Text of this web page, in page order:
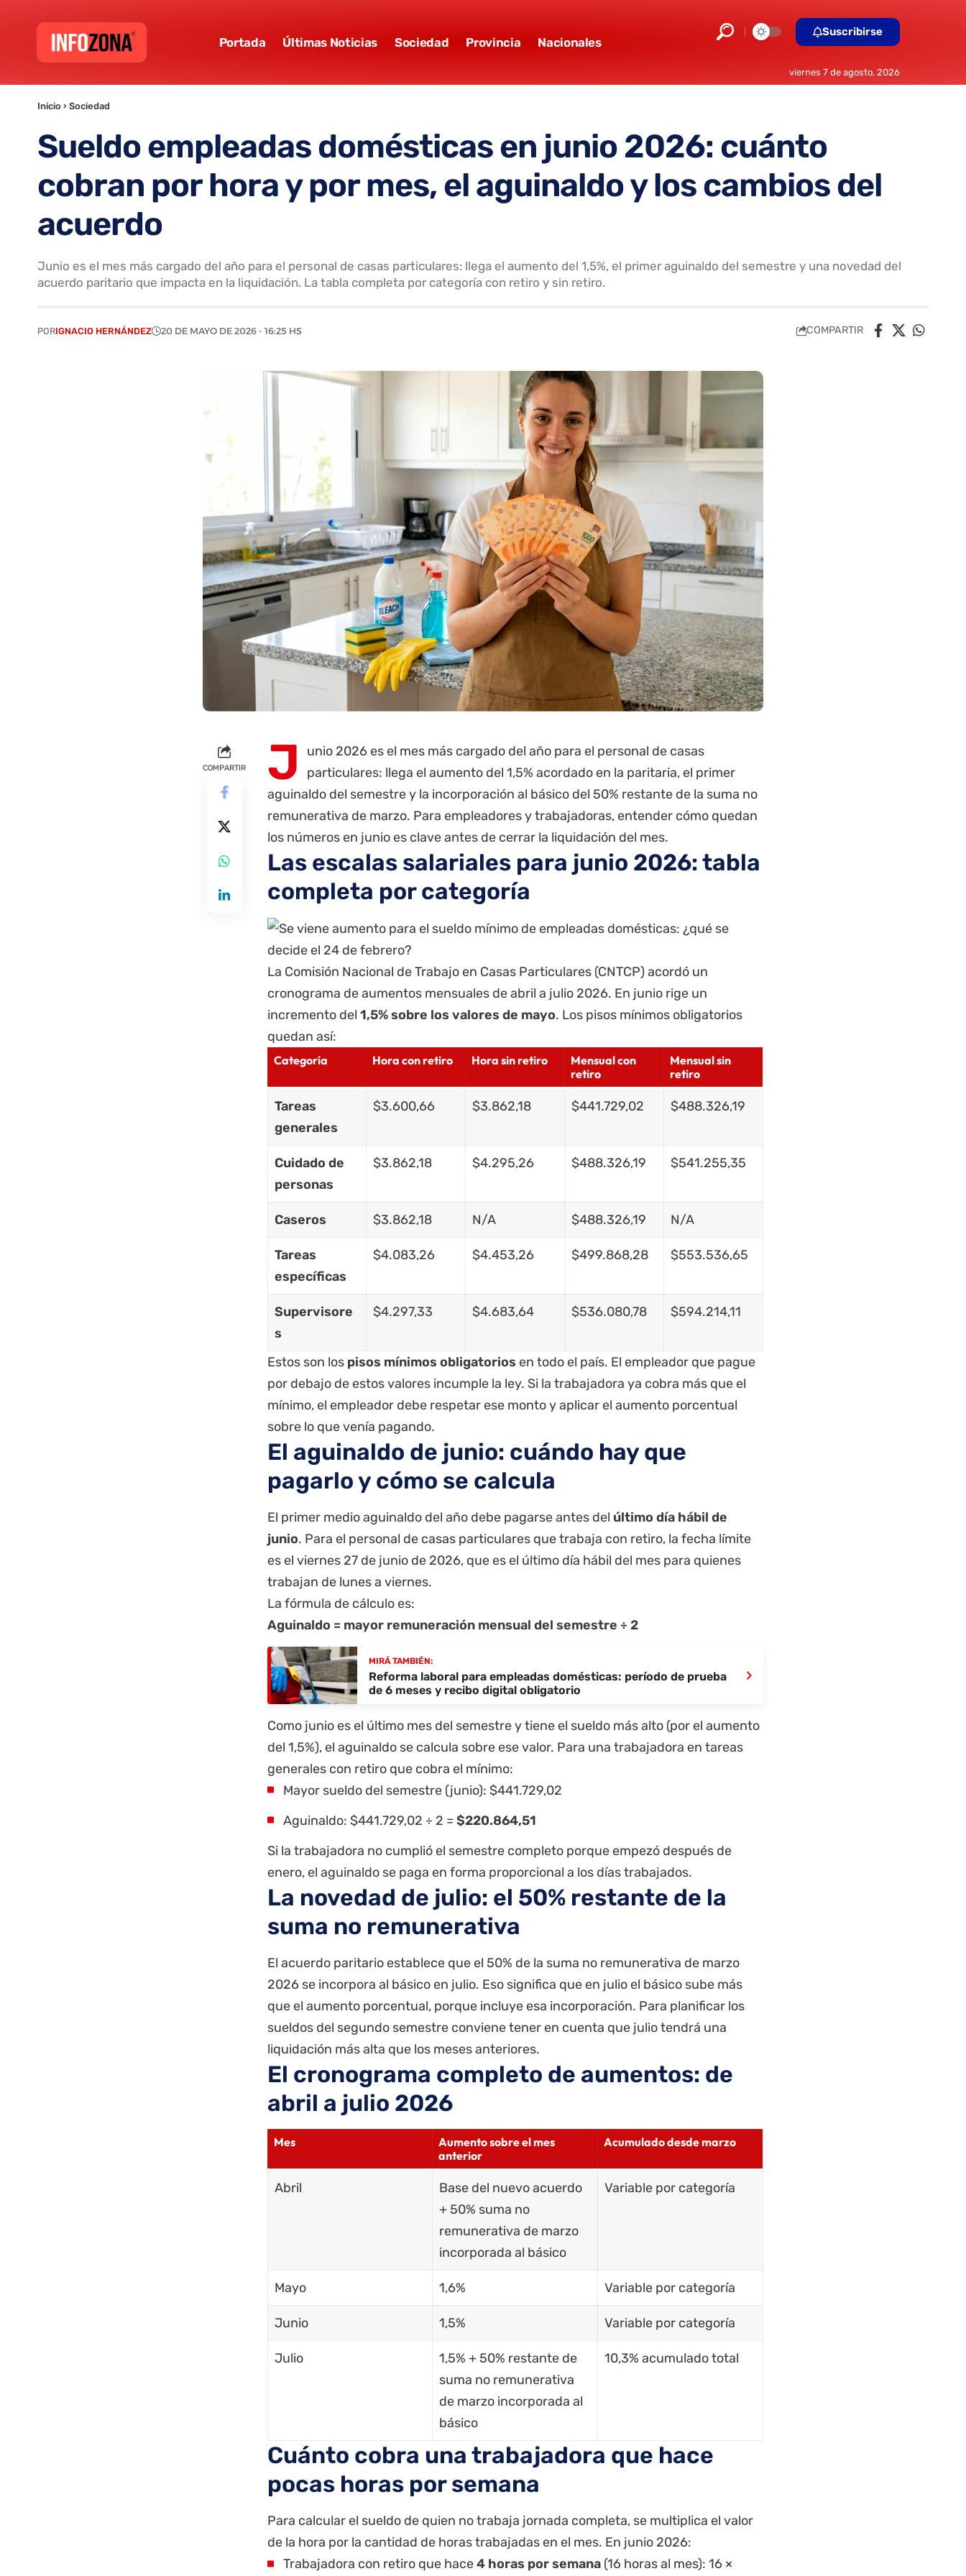
Portada Últimas Noticias Sociedad Provincia Nacionales
Suscribirse
viernes 7 de agosto, 2026
Inicio › Sociedad
Sueldo empleadas domésticas en junio 2026: cuánto
cobran por hora y por mes, el aguinaldo y los cambios del
acuerdo
Junio es el mes más cargado del año para el personal de casas particulares: llega el aumento del 1,5%, el primer aguinaldo del semestre y una novedad del
acuerdo paritario que impacta en la liquidación. La tabla completa por categoría con retiro y sin retiro.
PORIGNACIO HERNÁNDEZ 20 DE MAYO DE 2026 - 16:25 HS COMPARTIR
COMPARTIR J
unio 2026 es el mes más cargado del año para el personal de casas
particulares: llega el aumento del 1,5% acordado en la paritaria, el primer
aguinaldo del semestre y la incorporación al básico del 50% restante de la suma no
remunerativa de marzo. Para empleadores y trabajadoras, entender cómo quedan
los números en junio es clave antes de cerrar la liquidación del mes.
Las escalas salariales para junio 2026: tabla
completa por categoría
La Comisión Nacional de Trabajo en Casas Particulares (CNTCP) acordó un
cronograma de aumentos mensuales de abril a julio 2026. En junio rige un
incremento del 1,5% sobre los valores de mayo. Los pisos mínimos obligatorios
quedan así:
Categoría Hora con retiro Hora sin retiro
Mensual con
retiro
Mensual sin
retiro
Tareas
generales
$3.600,66 $3.862,18 $441.729,02 $488.326,19
Cuidado de
personas
$3.862,18 $4.295,26 $488.326,19 $541.255,35
Caseros $3.862,18 N/A $488.326,19 N/A
Tareas
específicas
$4.083,26 $4.453,26 $499.868,28 $553.536,65
Supervisore
s
$4.297,33 $4.683,64 $536.080,78 $594.214,11
Estos son los pisos mínimos obligatorios en todo el país. El empleador que pague
por debajo de estos valores incumple la ley. Si la trabajadora ya cobra más que el
mínimo, el empleador debe respetar ese monto y aplicar el aumento porcentual
sobre lo que venía pagando.
El aguinaldo de junio: cuándo hay que
pagarlo y cómo se calcula
El primer medio aguinaldo del año debe pagarse antes del último día hábil de
junio. Para el personal de casas particulares que trabaja con retiro, la fecha límite
es el viernes 27 de junio de 2026, que es el último día hábil del mes para quienes
trabajan de lunes a viernes.
La fórmula de cálculo es:
Aguinaldo = mayor remuneración mensual del semestre ÷ 2
MIRÁ TAMBIÉN:
Reforma laboral para empleadas domésticas: período de prueba
de 6 meses y recibo digital obligatorio
›
Como junio es el último mes del semestre y tiene el sueldo más alto (por el aumento
del 1,5%), el aguinaldo se calcula sobre ese valor. Para una trabajadora en tareas
generales con retiro que cobra el mínimo:
Mayor sueldo del semestre (junio): $441.729,02
Aguinaldo: $441.729,02 ÷ 2 = $220.864,51
Si la trabajadora no cumplió el semestre completo porque empezó después de
enero, el aguinaldo se paga en forma proporcional a los días trabajados.
La novedad de julio: el 50% restante de la
suma no remunerativa
El acuerdo paritario establece que el 50% de la suma no remunerativa de marzo
2026 se incorpora al básico en julio. Eso significa que en julio el básico sube más
que el aumento porcentual, porque incluye esa incorporación. Para planificar los
sueldos del segundo semestre conviene tener en cuenta que julio tendrá una
liquidación más alta que los meses anteriores.
El cronograma completo de aumentos: de
abril a julio 2026
Mes
Aumento sobre el mes
anterior
Acumulado desde marzo
Abril
Base del nuevo acuerdo
+ 50% suma no
remunerativa de marzo
incorporada al básico
Variable por categoría
Mayo 1,6% Variable por categoría
Junio 1,5% Variable por categoría
Julio
1,5% + 50% restante de
suma no remunerativa
de marzo incorporada al
básico
10,3% acumulado total
Cuánto cobra una trabajadora que hace
pocas horas por semana
Para calcular el sueldo de quien no trabaja jornada completa, se multiplica el valor
de la hora por la cantidad de horas trabajadas en el mes. En junio 2026:
Trabajadora con retiro que hace4 horas por semana (16 horas al mes): 16 ×